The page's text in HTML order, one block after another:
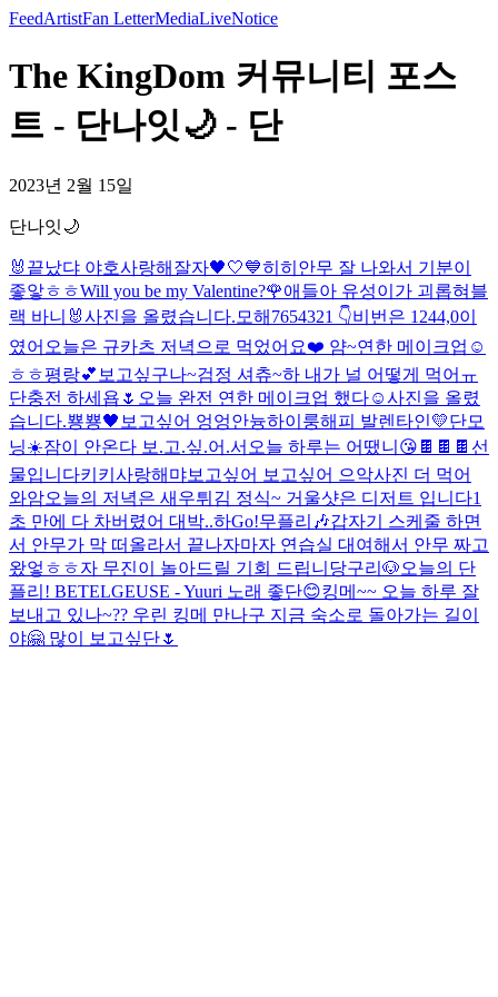
FeedArtistFan LetterMediaLiveNotice
The KingDom 커뮤니티 포스
트 - 단나잇🌙 - 단
2023년 2월 15일
단나잇🌙
🐰 끝났댜 야호사랑해 잘자🖤🤍💙히히 안무 잘 나와서 기분이
좋앟ㅎㅎWill you be my Valentine?🌹애들아 유성이가 괴롭혀 블
랙 바니🐰사진을 올렸습니다. 모해 7654321 👇비번은 1244,0이
였어 오늘은 규카츠 저녁으로 먹었어요❤️ 얌~연한 메이크업☺️
ㅎㅎ평랑💕 보고싶구나~검정 셔츄~하 내가 널 어떻게 먹어ㅠ
단충전 하세욥🌷 오늘 완전 연한 메이크업 했다☺️사진을 올렸
습니다.뿅뿅🖤 보고싶어 엉엉안늉하이룽해피 발렌타인💛단모
닝☀️잠이 안온다 보.고.싶.어.서 오늘 하루는 어땠니 😘 🍫🍫🍫선
물입니다키키 사랑해 먀보고싶어 보고싶어 으악사진 더 먹어
와암오늘의 저녁은 새우튀김 정식~ 거울샷은 디저트 입니다1
초 만에 다 차버렸어 대박..하Go!무플리🎶갑자기 스케줄 하면
서 안무가 막 떠올라서 끝나자마자 연습실 대여해서 안무 짜고
왔엏ㅎㅎ자 무진이 놀아드릴 기회 드립니당구리🐶오늘의 단
플리! BETELGEUSE - Yuuri 노래 좋단😊킹메~~ 오늘 하루 잘
보내고 있나~?? 우린 킹메 만나구 지금 숙소로 돌아가는 길이
야🤗 많이 보고싶단🌷